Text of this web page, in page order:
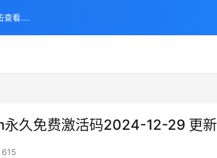
久免费激活码2024-12-29 更新
615
查看....